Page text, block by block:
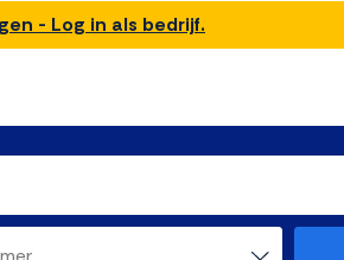
- Log in als bedrijf.